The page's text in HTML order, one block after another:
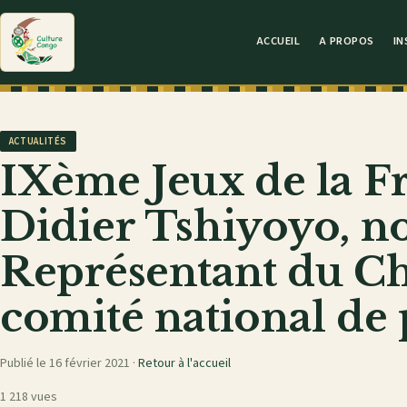
ACCUEIL A PROPOS
ACTUALITÉS
IXème Jeux de la
Didier Tshiyoyo,
Représentant du
comité national de
Publié le 16 février 2021 · Retour à l'accueil
1 218 vues